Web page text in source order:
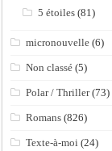
5 étoiles (81)
micronouvelle (6)
Non classé (5)
Polar / Thriller(73)
Romans (826)
Texte-à-moi (24)